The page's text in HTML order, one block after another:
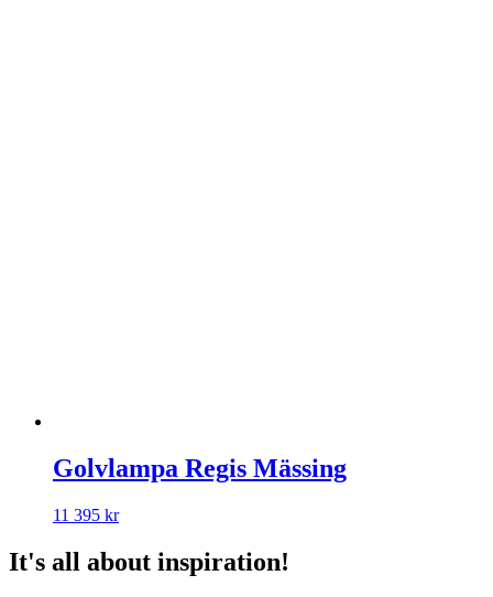
Golvlampa Regis Mässing
11 395 kr
It's all about inspiration!